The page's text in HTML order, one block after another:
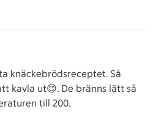
knäckebrödsreceptet. Så
kavla ut😊. De bränns lätt så
till 200.